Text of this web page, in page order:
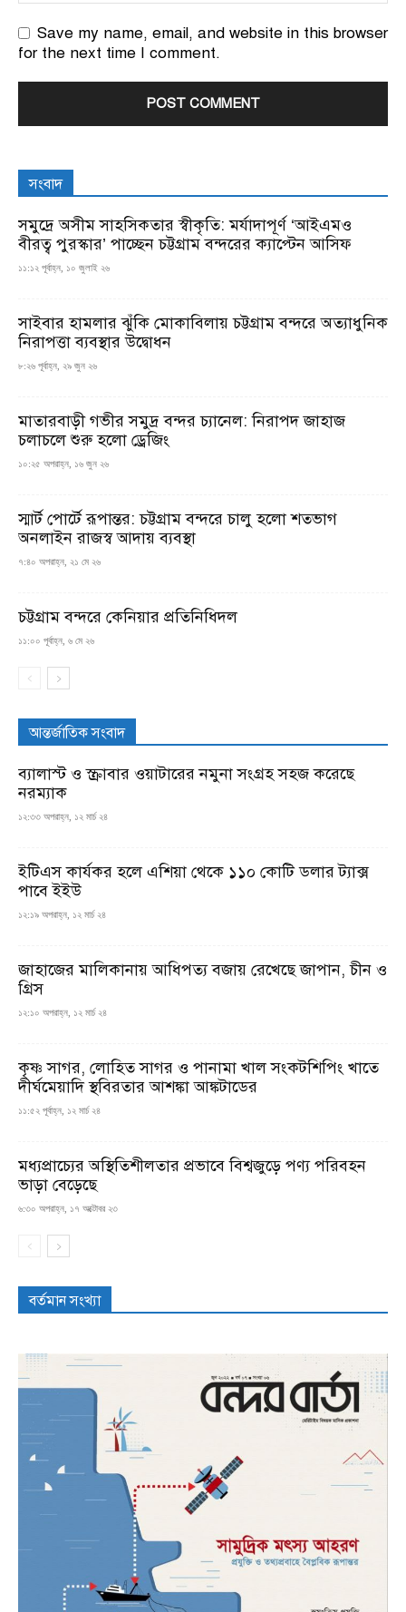
Save my name, email, and website in this browser
for the next time I comment.
সংবাদ
সমুদ্রে অসীম সাহসিকতার স্বীকৃতি: মর্যাদাপূর্ণ ‘আইএমও
বীরত্ব পুরস্কার’ পাচ্ছেন চট্টগ্রাম বন্দরের ক্যাপ্টেন আসিফ
১১:১২ পূর্বাহ্ন, ১০ জুলাই ২৬
সাইবার হামলার ঝুঁকি মোকাবিলায় চট্টগ্রাম বন্দরে অত্যাধুনিক
নিরাপত্তা ব্যবস্থার উদ্বোধন
৮:২৬ পূর্বাহ্ন, ২৯ জুন ২৬
মাতারবাড়ী গভীর সমুদ্র বন্দর চ্যানেল: নিরাপদ জাহাজ
চলাচলে শুরু হলো ড্রেজিং
১০:২৫ অপরাহ্ন, ১৬ জুন ২৬
স্মার্ট পোর্টে রূপান্তর: চট্টগ্রাম বন্দরে চালু হলো শতভাগ
অনলাইন রাজস্ব আদায় ব্যবস্থা
৭:৪০ অপরাহ্ন, ২১ মে ২৬
চট্টগ্রাম বন্দরে কেনিয়ার প্রতিনিধিদল
১১:০০ পূর্বাহ্ন, ৬ মে ২৬
আন্তর্জাতিক সংবাদ
ব্যালাস্ট ও স্ক্রাবার ওয়াটারের নমুনা সংগ্রহ সহজ করেছে
নরম্যাক
১২:৩৩ অপরাহ্ন, ১২ মার্চ ২৪
ইটিএস কার্যকর হলে এশিয়া থেকে ১১০ কোটি ডলার ট্যাক্স
পাবে ইইউ
১২:১৯ অপরাহ্ন, ১২ মার্চ ২৪
জাহাজের মালিকানায় আধিপত্য বজায় রেখেছে জাপান, চীন ও
গ্রিস
১২:১০ অপরাহ্ন, ১২ মার্চ ২৪
কৃষ্ণ সাগর, লোহিত সাগর ও পানামা খাল সংকটশিপিং খাতে
দীর্ঘমেয়াদি স্থবিরতার আশঙ্কা আঙ্কটাডের
১১:৫২ পূর্বাহ্ন, ১২ মার্চ ২৪
মধ্যপ্রাচ্যের অস্থিতিশীলতার প্রভাবে বিশ্বজুড়ে পণ্য পরিবহন
ভাড়া বেড়েছে
৬:৩০ অপরাহ্ন, ১৭ অক্টোবর ২৩
বর্তমান সংখ্যা